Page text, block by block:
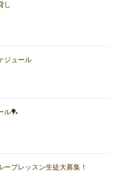
し
ジュール
ル🏓
ープレッスン生徒大募集！